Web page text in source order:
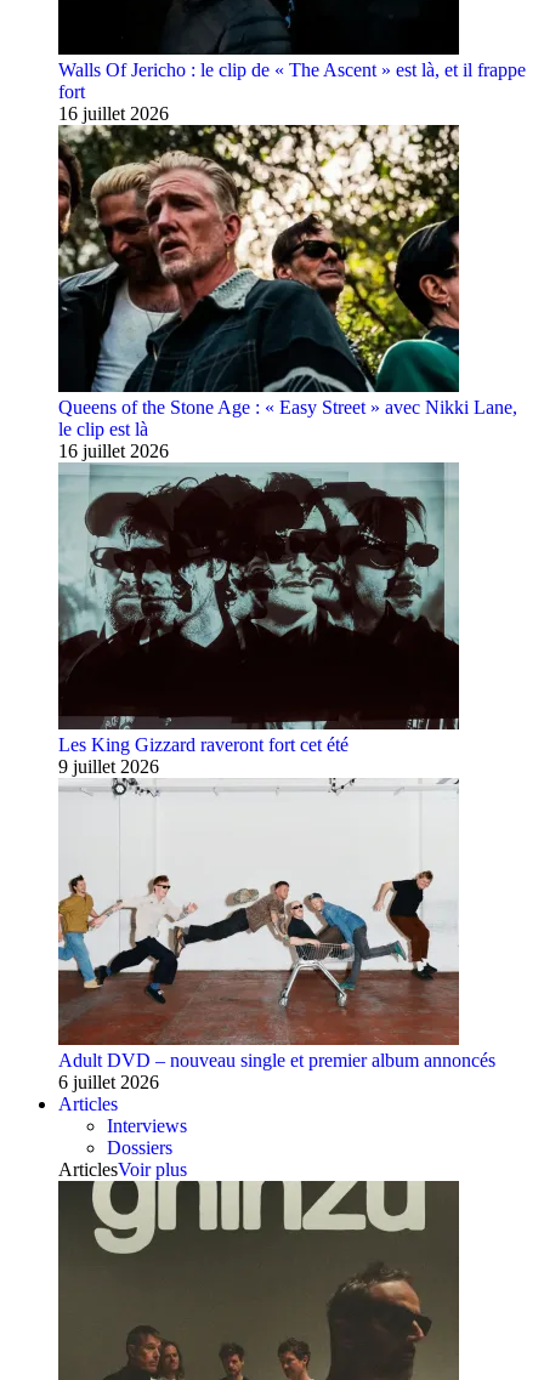
Walls Of Jericho : le clip de « The Ascent » est là, et il frappe
fort
16 juillet 2026
Queens of the Stone Age : « Easy Street » avec Nikki Lane,
le clip est là
16 juillet 2026
Les King Gizzard raveront fort cet été
9 juillet 2026
Adult DVD – nouveau single et premier album annoncés
6 juillet 2026
Articles
Interviews
Dossiers
ArticlesVoir plus